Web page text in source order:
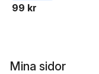
99 kr
Mina sidor